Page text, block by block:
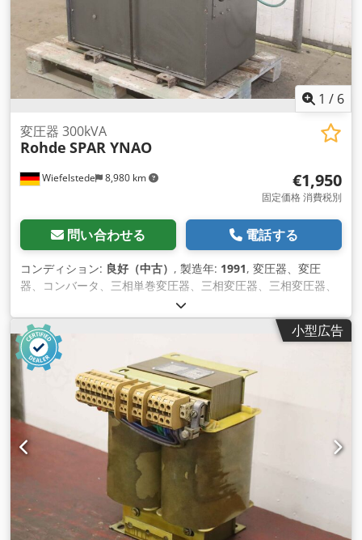
1 / 6
Wiefelstede 8,980 km
変圧器 300kVA
Rohde SPAR YNAO
€1,950
固定価格 消費税別
問い合わせる 電話する
コンディション: 良好（中古） , 製造年: 1991, 変圧器、変圧
器、コンバータ、三相単巻変圧器、三相変圧器、三相変圧器、
単相変圧器 -メーカー：ローデ社製、変圧器単巻変圧器タイプ
SPAR YNAO -電力: 300 kVA -電圧: プリミティブ。 440V/秒
380V/60Hz -技術データ: 写真の銘板を参照してください。 -寸
法: 1000/570/H760 mm -重量: 388kg Credoru Ra Ijpfx Ahysf
小型広告